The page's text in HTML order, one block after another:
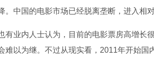
。中国的电影市场已经脱离垄断，进入相
有业内人士认为，目前的电影票房高增长
难以为继。不过从现实看，2011年开始